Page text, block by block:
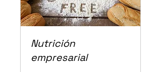
Nutrición
empresarial